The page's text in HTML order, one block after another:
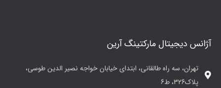
آژانس دیجیتال مارکتینگ آرین
تهران، سه راه طالقانی، ابتدای خیابان خواجه نصیر الدین طوسی،
پلاک326، ط6